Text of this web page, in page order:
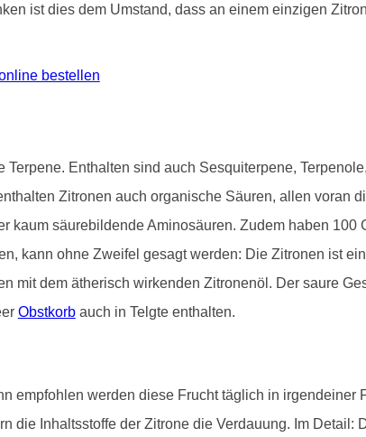
ist dies dem Umstand, dass an einem einzigen
bestellen
Enthalten sind auch Sesquiterpene,
Zitronen auch organische Säuren, allen voran
kaum säurebildende Aminosäuren. Zudem haben 100
kann ohne Zweifel gesagt werden: Die Zitronen ist
mit dem ätherisch wirkenden Zitronenöl. Der saure
Obstkorbauch in Telgte enthalten.
empfohlen werden diese Frucht täglich in irgendeiner
die Inhaltsstoffe der Zitrone die Verdauung. Im Detail: